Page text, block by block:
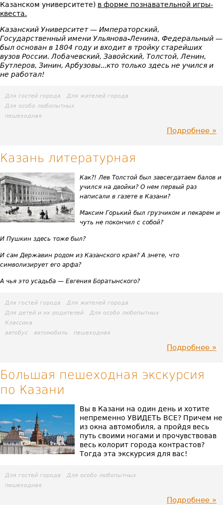
Казанском университете) в форме познавательной игры-
квеста.
Казанский Университет — Императорский,
Государственный имени Ульянова-Ленина, Федеральный —
был основан в 1804 году и входит в тройку старейших
вузов России. Лобачевский, Завойский, Толстой, Ленин,
Бутлеров, Зинин, Арбузовы...кто только здесь не учился и
не работал!
Для гостей города
Для жителей города
Для особо любопытных
пешеходная
Подробнее
Казань литературная
Как?! Лев Толстой был завсегдатаем балов и
учился на двойки? О нем первый раз
написали в газете в Казани?
Максим Горький был грузчиком и пекарем и
чуть не покончил с собой?
И Пушкин здесь тоже был?
И сам Державин родом из Казанского края? А знете, что
символизирует его арфа?
А чья это усадьба — Евгения Боратынского?
Для гостей города
Для жителей города
Для детей и их родителей
Для особо любопытных
Классика
автобус
автомобиль пешеходная
Подробнее
Большая пешеходная экскурсия
по Казани
Вы в Казани на один день и хотите
непременно УВИДЕТЬ ВСЕ? Причем не
из окна автомобиля, а пройдя весь
путь своими ногами и прочувствовав
весь колорит города контрастов?
Тогда эта экскурсия для вас!
Для гостей города
Для особо любопытных
пешеходная
Подробнее